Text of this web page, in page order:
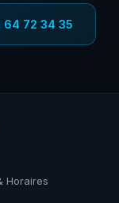
64 72 34 35
Horaires